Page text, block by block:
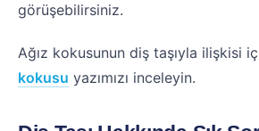
görüşebilirsiniz.
Ağız kokusunun diş taşıyla ilişkisi
kokusu yazımızı inceleyin.